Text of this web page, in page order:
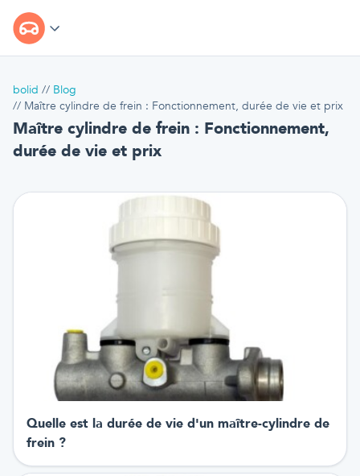
bolid
Blog
Maître cylindre de frein : Fonctionnement, durée de vie et prix
Maître cylindre de frein : Fonctionnement,
durée de vie et prix
Quelle est la durée de vie d'un maître-cylindre de
frein ?